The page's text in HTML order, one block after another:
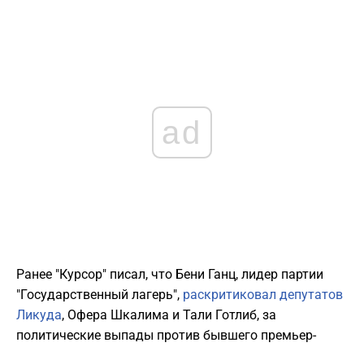
ad
Ранее "Курсор" писал, что Бени Ганц, лидер партии
"Государственный лагерь", раскритиковал депутатов
Ликуда, Офера Шкалима и Тали Готлиб, за
политические выпады против бывшего премьер-